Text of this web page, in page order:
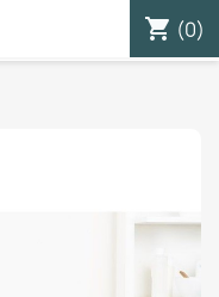
shopping_cart (0)